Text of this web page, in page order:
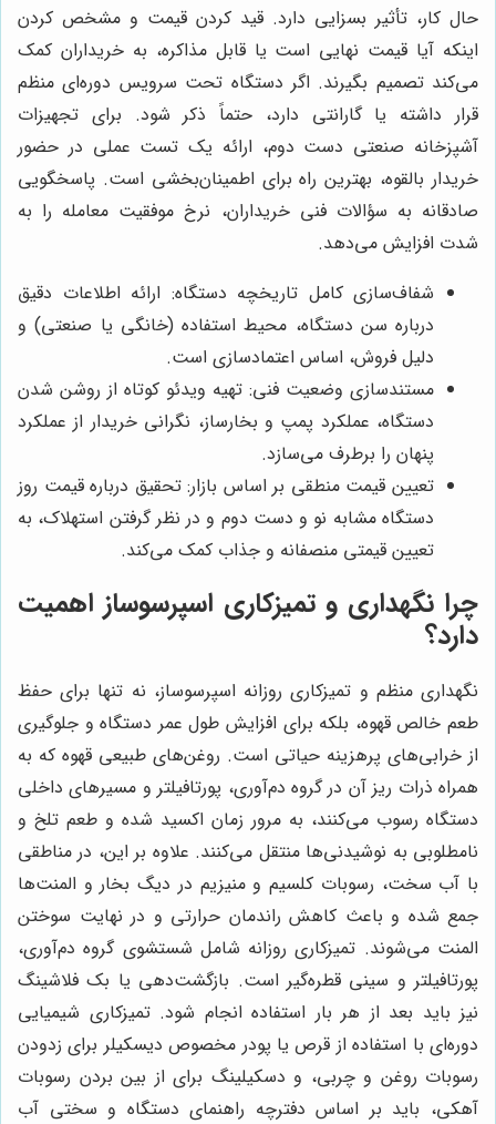
حال کار، تأثیر بسزایی دارد. قید کردن قیمت و مشخص کردن
اینکه آیا قیمت نهایی است یا قابل مذاکره، به خریداران کمک
می‌کند تصمیم بگیرند. اگر دستگاه تحت سرویس دوره‌ای منظم
قرار داشته یا گارانتی دارد، حتماً ذکر شود. برای تجهیزات
آشپزخانه صنعتی دست دوم، ارائه یک تست عملی در حضور
خریدار بالقوه، بهترین راه برای اطمینان‌بخشی است. پاسخگویی
صادقانه به سؤالات فنی خریداران، نرخ موفقیت معامله را به
شدت افزایش می‌دهد.
شفاف‌سازی کامل تاریخچه دستگاه: ارائه اطلاعات دقیق
درباره سن دستگاه، محیط استفاده (خانگی یا صنعتی) و
دلیل فروش، اساس اعتمادسازی است.
مستندسازی وضعیت فنی: تهیه ویدئو کوتاه از روشن شدن
دستگاه، عملکرد پمپ و بخارساز، نگرانی خریدار از عملکرد
پنهان را برطرف می‌سازد.
تعیین قیمت منطقی بر اساس بازار: تحقیق درباره قیمت روز
دستگاه مشابه نو و دست دوم و در نظر گرفتن استهلاک، به
تعیین قیمتی منصفانه و جذاب کمک می‌کند.
چرا نگهداری و تمیزکاری اسپرسوساز اهمیت
دارد؟
نگهداری منظم و تمیزکاری روزانه اسپرسوساز، نه تنها برای حفظ
طعم خالص قهوه، بلکه برای افزایش طول عمر دستگاه و جلوگیری
از خرابی‌های پرهزینه حیاتی است. روغن‌های طبیعی قهوه که به
همراه ذرات ریز آن در گروه دم‌آوری، پورتافیلتر و مسیرهای داخلی
دستگاه رسوب می‌کنند، به مرور زمان اکسید شده و طعم تلخ و
نامطلوبی به نوشیدنی‌ها منتقل می‌کنند. علاوه بر این، در مناطقی
با آب سخت، رسوبات کلسیم و منیزیم در دیگ بخار و المنت‌ها
جمع شده و باعث کاهش راندمان حرارتی و در نهایت سوختن
المنت می‌شوند. تمیزکاری روزانه شامل شستشوی گروه دم‌آوری،
پورتافیلتر و سینی قطره‌گیر است. بازگشت‌دهی یا بک فلاشینگ
نیز باید بعد از هر بار استفاده انجام شود. تمیزکاری شیمیایی
دوره‌ای با استفاده از قرص یا پودر مخصوص دیسکیلر برای زدودن
رسوبات روغن و چربی، و دسکیلینگ برای از بین بردن رسوبات
آهکی، باید بر اساس دفترچه راهنمای دستگاه و سختی آب